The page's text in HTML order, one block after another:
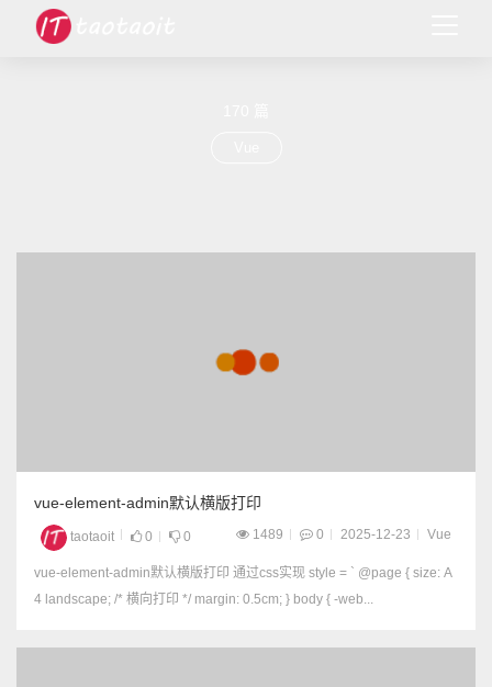
vue-element-admin默认横版打印
taotaoit 0 0 1489 0 2025-12-23 Vue
vue-element-admin默认横版打印 通过css实现 style = ` @page { size: A
4 landscape; /* 横向打印 */ margin: 0.5cm; } body { -web...